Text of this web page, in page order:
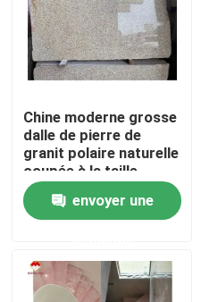
Accueil
Chine moderne grosse
dalle de pierre de
granit polaire naturelle
coupée à la taille
chinoise rose porno
rose dalle de granit
envoyer une